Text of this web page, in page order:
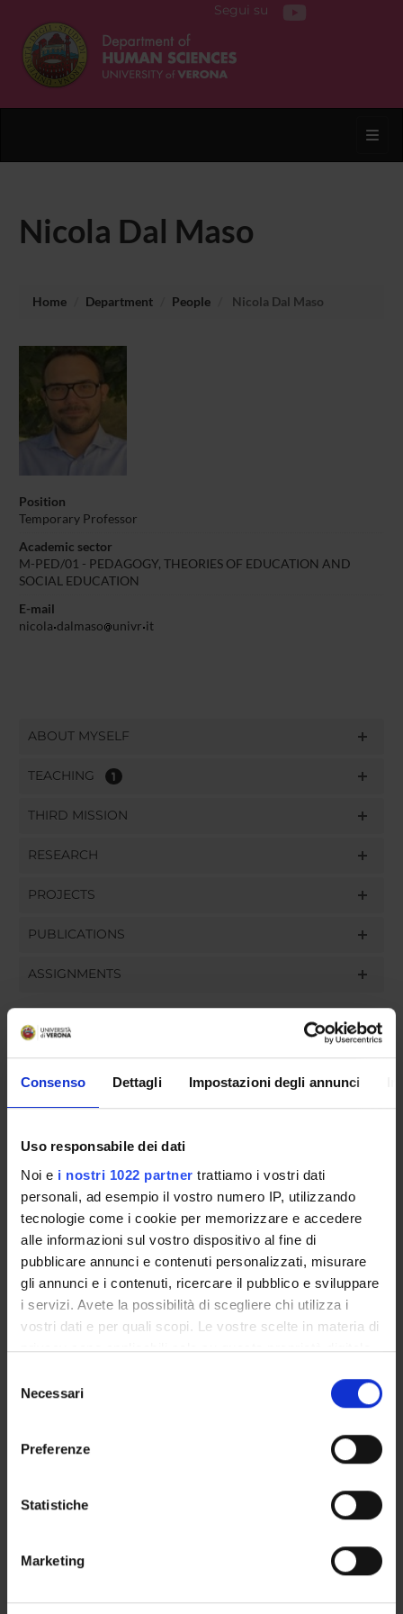
Consenso Dettagli Impostazioni degli annunci
Uso responsabile dei dati
Noi e i nostri 1022 partner trattiamo i vostri dati
personali, ad esempio il vostro numero IP, utilizzando
tecnologie come i cookie per memorizzare e accedere
alle informazioni sul vostro dispositivo al fine di
pubblicare annunci e contenuti personalizzati, misurare
gli annunci e i contenuti, ricercare il pubblico e sviluppare
i servizi. Avete la possibilità di scegliere chi utilizza i
vostri dati e per quali scopi. Le vostre scelte in materia di
privacy sono applicabili solo su questa proprietà digitale
modificare o revocare il proprio consenso in qualsiasi
momento dalla Dichiarazione sui cookie o facendo clic
raccogliere informazioni sulla tua posizione
geografica, con un'approssimazione di qualche
Identificare il tuo dispositivo, scansionandolo
delNecessari
Preferenze
Statistiche
Marketing
Segui su
Nicola Dal Maso
Home Department People Nicola Dal Maso
Position
Temporary Professor
Academic sector
M-PED/01 - PEDAGOGY, THEORIES OF EDUCATION AND
SOCIAL EDUCATION
E-mail
nicola dalmaso univr it
ABOUT MYSELF
TEACHING 1
THIRD MISSION
RESEARCH
PROJECTS
PUBLICATIONS
ASSIGNMENTS
GOVERNANCE
COMMITTEES
DEPARTMENT ADMINISTRATION OFFICES
STUDENT ADMINISTRATION OFFICES
DEPARTMENT FACILITIES
LIBRARIES
CENTRES
LABORATORIES
Places
Calendar